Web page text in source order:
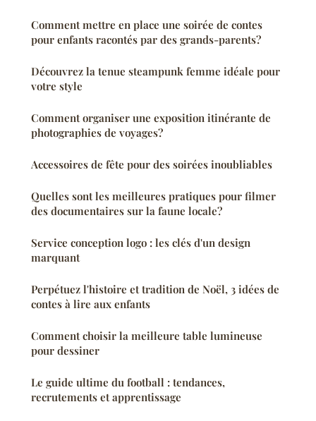
Comment mettre en place une soirée de contes
pour enfants racontés par des grands-parents?
Découvrez la tenue steampunk femme idéale pour
votre style
Comment organiser une exposition itinérante de
photographies de voyages?
Accessoires de fête pour des soirées inoubliables
Quelles sont les meilleures pratiques pour filmer
des documentaires sur la faune locale?
Service conception logo : les clés d'un design
marquant
Perpétuez l'histoire et tradition de Noël, 3 idées de
contes à lire aux enfants
Comment choisir la meilleure table lumineuse
pour dessiner
Le guide ultime du football : tendances,
recrutements et apprentissage